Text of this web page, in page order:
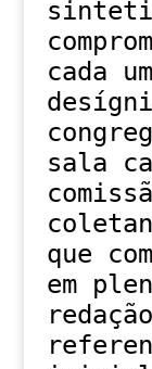
cada
sala
que
em